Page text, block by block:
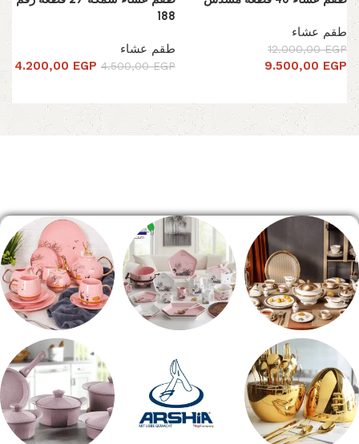
طقم عشاء
12.000,00EGP
9.500,00 EGP
188
طقم عشاء
4.500,00EGP
4.200,00 EGP
طقم سفره شاي بالجاتوه